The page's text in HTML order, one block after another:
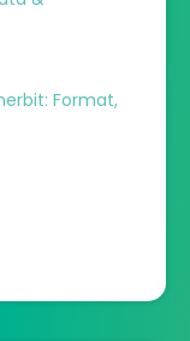
Format,